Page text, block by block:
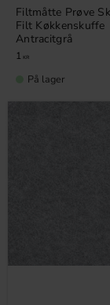
Filtmåtte Prøve
Filt Køkkenskuffe
Antracitgrå
1 KR
På lager